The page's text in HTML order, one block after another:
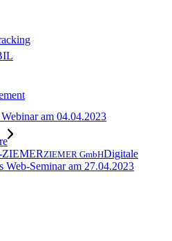
am 04.04.2023
ZIEMER GmbHDigitale
Web-Seminar am 27.04.2023